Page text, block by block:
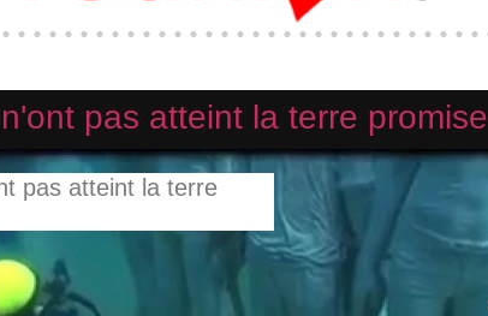
pas atteint la terre promise